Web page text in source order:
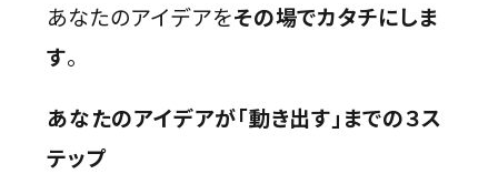
あなたのアイデアをその場でカタチにしま
す。
あなたのアイデアが「動き出す」までの３ス
テップ